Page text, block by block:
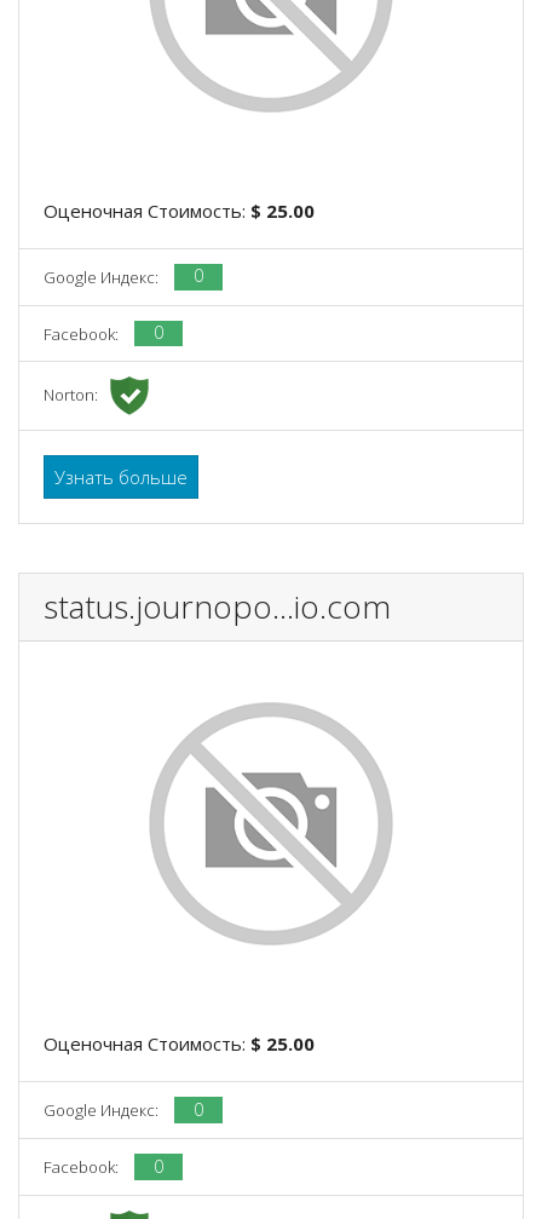
Оценочная Стоимость: $ 25.00
Google Индекс: 0
Facebook: 0
Norton:
Узнать больше
status.journopo...io.com
Оценочная Стоимость: $ 25.00
Google Индекс: 0
Facebook: 0